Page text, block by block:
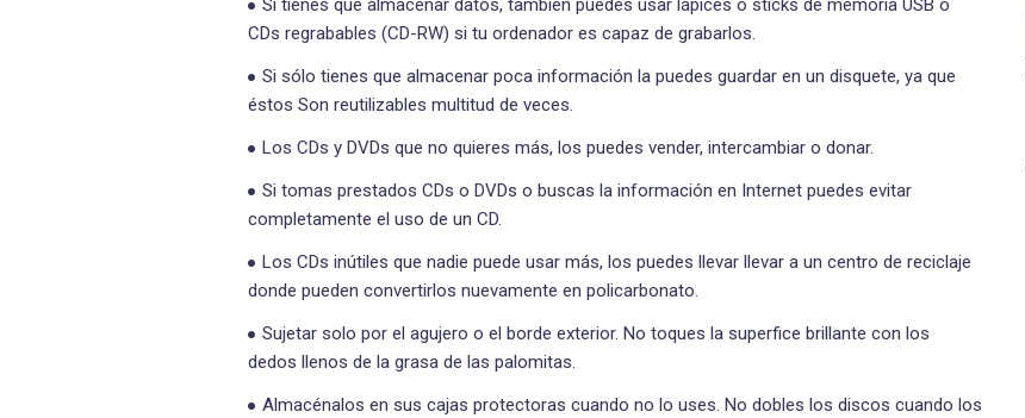
Si tienes que almacenar datos, también puedes usar lápices o sticks de memoria USB o
CDs regrabables (CD-RW) si tu ordenador es capaz de grabarlos.
Si sólo tienes que almacenar poca información la puedes guardar en un disquete, ya que
éstos Son reutilizables multitud de veces.
Los CDs y DVDs que no quieres más, los puedes vender, intercambiar o donar.
Si tomas prestados CDs o DVDs o buscas la información en Internet puedes evitar
completamente el uso de un CD.
Los CDs inútiles que nadie puede usar más, los puedes llevar llevar a un centro de reciclaje
donde pueden convertirlos nuevamente en policarbonato.
Sujetar solo por el agujero o el borde exterior. No toques la superfice brillante con los
dedos llenos de la grasa de las palomitas.
Almacénalos en sus cajas protectoras cuando no lo uses. No dobles los discos cuando los